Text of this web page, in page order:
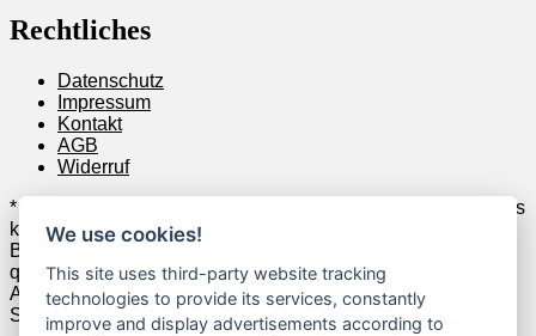
Rechtliches
Datenschutz
Impressum
Kontakt
AGB
Widerruf
* Wenn Du zum Anbieter klickst und anschließend z.B. etwas
kaufst, erhalten wir u.U. dafür Geld vom jeweiligen Anbieter.
Beispielsweise verdienen wir als Amazon-Partner an
qualifizierten Verkäufen. Das hat allerdings keine
Auswirkungen auf die Auswahl der geposteten Deals und
Schnäppchen.
We use cookies!
This site uses third-party website tracking
technologies to provide its services, constantly
improve and display advertisements according to